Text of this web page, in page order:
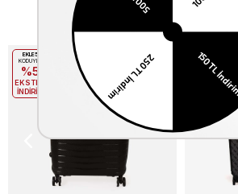
Benzer Ürünler
EKLE5
KODUYLA
%5
EKSTRA
İNDİRİM
EKLE5
KODUYLA
%5
EKSTRA